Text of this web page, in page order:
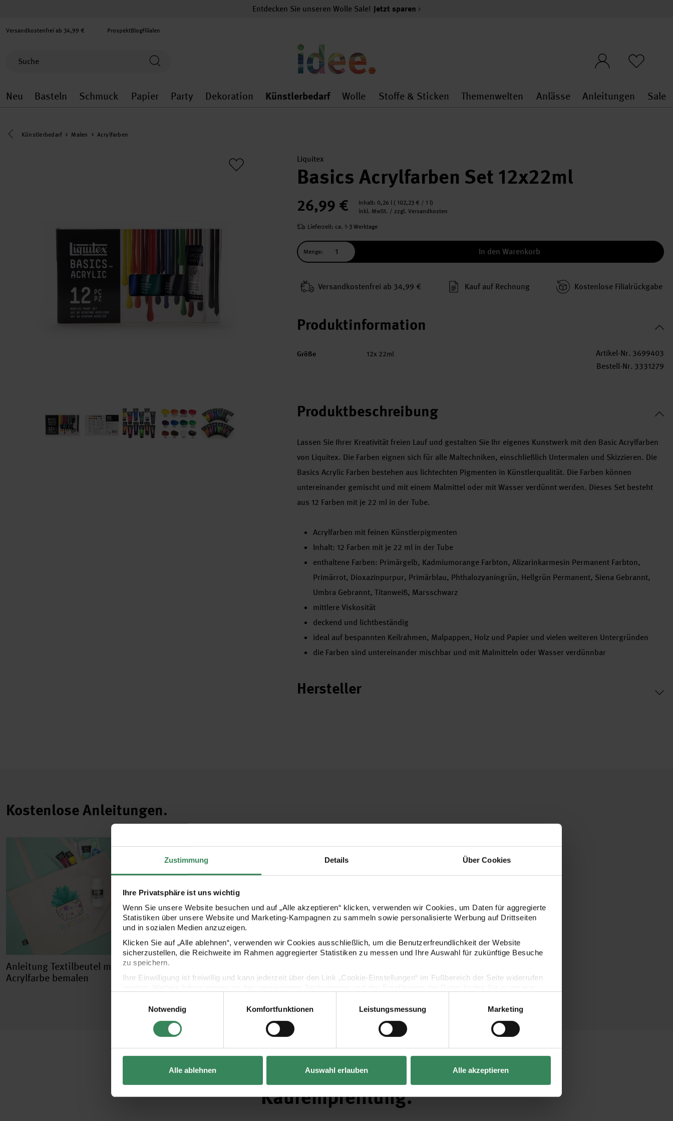
Zustimmung Details Über Cookies
Ihre Privatsphäre ist uns wichtig
Wenn Sie unsere Website besuchen und auf „Alle akzeptieren“ klicken, verwenden wir Cookies, um Daten für aggregierte
Statistiken über unsere Website und Marketing-Kampagnen zu sammeln sowie personalisierte Werbung auf Drittseiten
und in sozialen Medien anzuzeigen.
Klicken Sie auf „Alle ablehnen“, verwenden wir Cookies ausschließlich, um die Benutzerfreundlichkeit der Website
sicherzustellen, die Reichweite im Rahmen aggregierter Statistiken zu messen und Ihre Auswahl für zukünftige Besuche
zu speichern.
Ihre Einwilligung ist freiwillig und kann jederzeit über den Link „Cookie-Einstellungen“ im Fußbereich der Seite widerrufen
Impressum
Datenschutz Vertrag widerrufen
Notwendig
Komfortfunktionen Leistungsmessung Marketing
Alle ablehnen Auswahl erlauben Alle akzeptieren
Entdecken Sie unseren Wolle Sale! Jetzt sparen
Versandkostenfrei ab 34,99 € ProspektBlogFilialen
Neu
Neu general.openMenu
Basteln
Basteln general.openMenu
Schmuck
Schmuck general.openMenu
Papier
Papier general.openMenu
Party
Party general.openMenu
Dekoration
Dekoration general.openMenu
Künstlerbedarf
Künstlerbedarf general.openMenu
Wolle
Wolle general.openMenu
Stoffe & Sticken
Stoffe & Sticken general.openMenu
Themenwelten
Themenwelten
Anlässe
Anlässe
Anleitungen Sale
Eine Kategorie zurück navigieren
Künstlerbedarf Malen Acrylfarben
Liquitex
Basics Acrylfarben Set 12x22ml
26,99 € Inhalt: 0,26 l ( 102,23 € / 1 l)
inkl. MwSt. / zzgl. Versandkosten
Lieferzeit: ca. 1-3 Werktage
Menge: In den Warenkorb
Versand­kosten­frei ab 34,99 € Kauf auf Rechnung Kosten­lose Filial­rückgabe
Produktinformation
Größe 12x 22ml Artikel-Nr. 3699403
Bestell-Nr. 3331279
Produktbeschreibung
Lassen Sie Ihrer Kreativität freien Lauf und gestalten Sie Ihr eigenes Kunstwerk mit den Basic Acrylfarben
von Liquitex. Die Farben eignen sich für alle Maltechniken, einschließlich Untermalen und Skizzieren. Die
Basics Acrylic Farben bestehen aus lichtechten Pigmenten in Künstlerqualität. Die Farben können
untereinander gemischt und mit einem Malmittel oder mit Wasser verdünnt werden. Dieses Set besteht
aus 12 Farben mit je 22 ml in der Tube.
Acrylfarben mit feinen Künstlerpigmenten
Inhalt: 12 Farben mit je 22 ml in der Tube
enthaltene Farben: Primärgelb, Kadmiumorange Farbton, Alizarinkarmesin Permanent Farbton,
Primärrot, Dioxazinpurpur, Primärblau, Phthalozyaningrün, Hellgrün Permanent, Siena Gebrannt,
Umbra Gebrannt, Titanweiß, Marsschwarz
mittlere Viskosität
deckend und lichtbeständig
ideal auf bespannten Keilrahmen, Malpappen, Holz und Papier und vielen weiteren Untergründen
die Farben sind untereinander mischbar und mit Malmitteln oder Wasser verdünnbar
Hersteller
Kostenlose Anleitungen.
Anleitung Textilbeutel mit
Acrylfarbe bemalen
Kaufempfehlung